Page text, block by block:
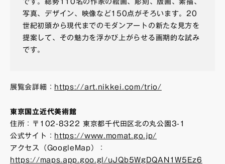
です。総勢110名の作家の絵画、彫刻、版画、素描、
写真、デザイン、映像など150点がそろいます。20
世紀初頭から現代までのモダンアートの新たな見方を
提案して、その魅力を浮かび上がらせる画期的な試み
です。
展覧会詳細： https://art.nikkei.com/trio/
東京国立近代美術館
住所：〒102-8322 東京都千代田区北の丸公園3-1
公式サイト： https://www.momat.go.jp/
アクセス（GoogleMap）：
https://maps.app.goo.gl/uJQb5WgDQAN1W5Ez6